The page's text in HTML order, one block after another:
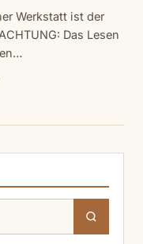
Werkstatt ist der
Das Lesen